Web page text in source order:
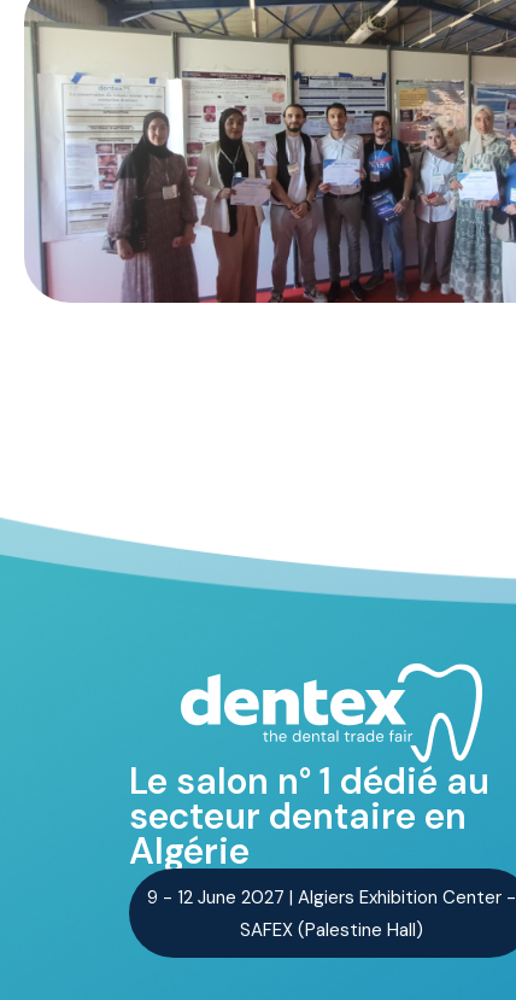
Le salon n° 1 dédié au
secteur dentaire en
Algérie
9 - 12 June 2027 | Algiers Exhibition Center -
SAFEX (Palestine Hall)